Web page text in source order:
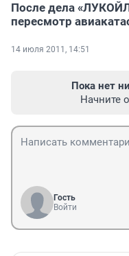
После дела
пересмотр
14 июля 2011, 14:51
Пока нет
Начните
Гость
Войти